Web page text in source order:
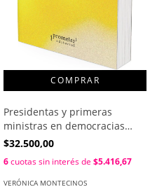
Presidentas y primeras
ministras en democracias
postransicionales / Verónica
$32.500,00
6cuotas sin interés de $5.416,67
VERÓNICA MONTECINOS